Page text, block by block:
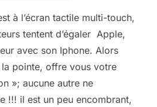
à l’écran tactile multi-touch,
tentent d’égaler Apple,
avec son Iphone. Alors
pointe, offre vous votre
»; aucune autre ne
!!! il est un peu encombrant,